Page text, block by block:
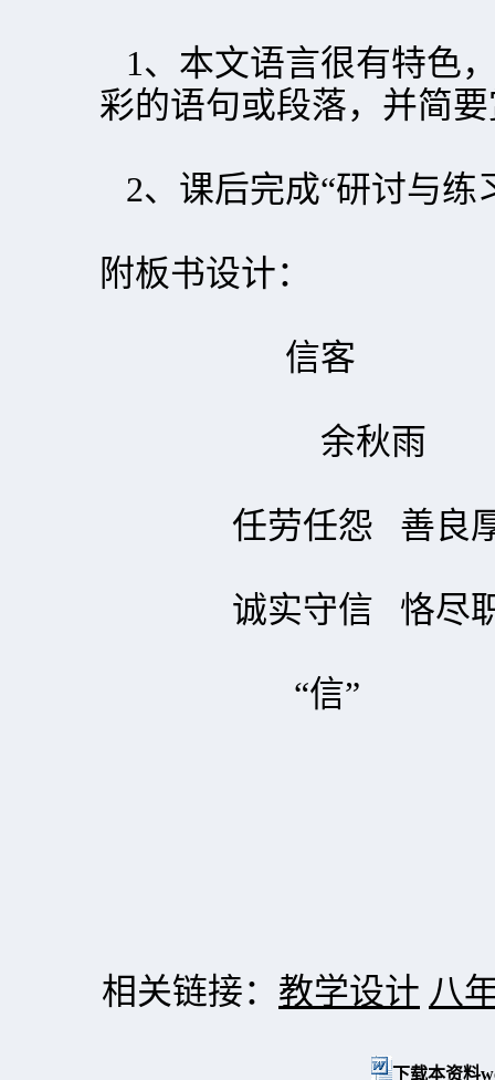
1、本文语言很有特色
彩的语句或段落，并简
2、课后完成“研讨与练
附板书设计：
信客
余秋雨
任劳任怨 善良
诚实守信 恪尽
“信”
相关链接： 教学设计 八
下载本资料